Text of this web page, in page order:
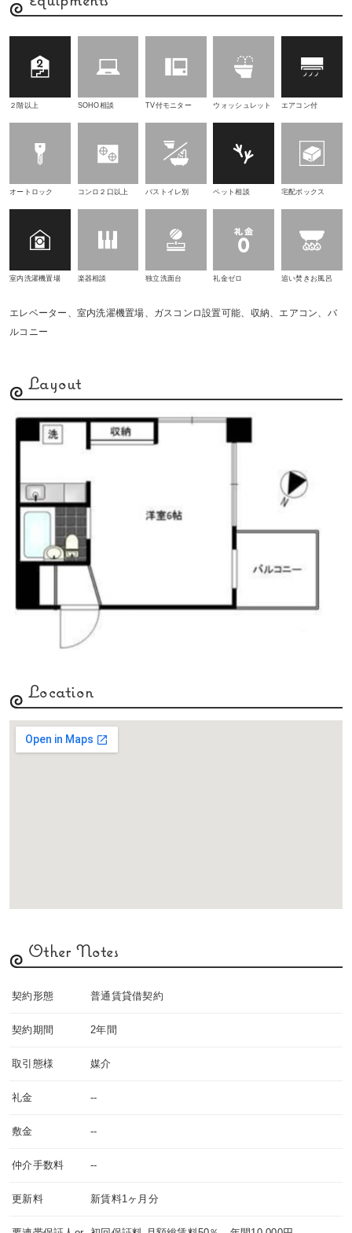
２階以上 SOHO相談 TV付モニター ウォッシュレット エアコン付
オートロック コンロ２口以上 バストイレ別 ペット相談 宅配ボックス
室内洗濯機置場 楽器相談 独立洗面台 礼金ゼロ 追い焚きお風呂
エレベーター、室内洗濯機置場、ガスコンロ設置可能、収納、エアコン、バ
ルコニー
Layout
Location
Other Notes
契約形態 普通賃貸借契約
契約期間 2年間
取引態様 媒介
礼金 --
敷金 --
仲介手数料 --
更新料 新賃料1ヶ月分